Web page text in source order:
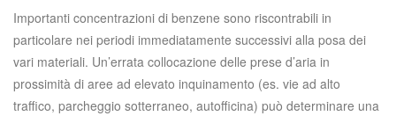
Importanti concentrazioni di benzene sono riscontrabili in
particolare nei periodi immediatamente successivi alla posa dei
vari materiali. Un’errata collocazione delle prese d’aria in
prossimità di aree ad elevato inquinamento (es. vie ad alto
traffico, parcheggio sotterraneo, autofficina) può determinare una